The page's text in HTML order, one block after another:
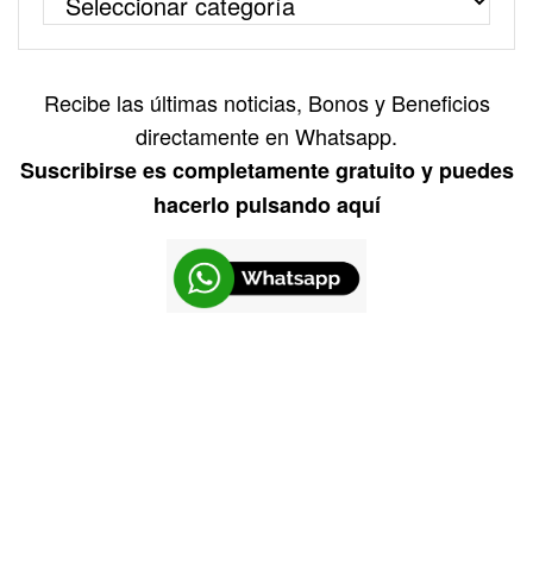
Recibe las últimas noticias, Bonos y Beneficios
directamente en Whatsapp.
Suscribirse es completamente gratuito y puedes
hacerlo pulsando aquí